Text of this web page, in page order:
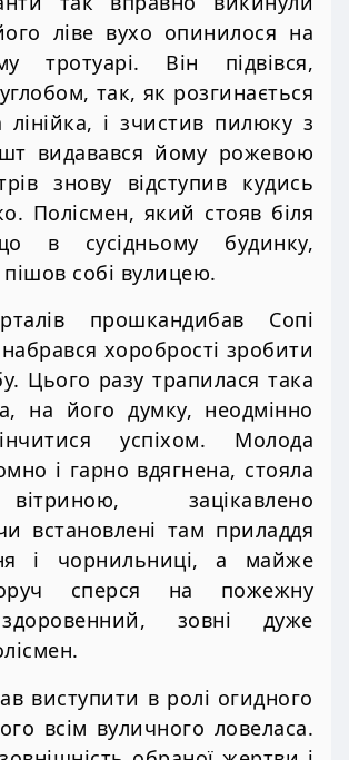
ліве вухо опинилося на
тротуарі. Він підвівся,
так, як розгинається
лінійка, і зчистив пилюку з
видавався йому рожевою
знову відступив кудись
Полісмен, який стояв біля
в сусідньому будинку,
пішов собі вулицею.
прошкандибав Сопі
хоробрості зробити
Цього разу трапилася така
на його думку, неодмінно
успіхом. Молода
і гарно вдягнена, стояла
зацікавлено
встановлені там приладдя
і чорнильниці, а майже
сперся на пожежну
зовні дуже
виступити в ролі огидного
всім вуличного ловеласа.